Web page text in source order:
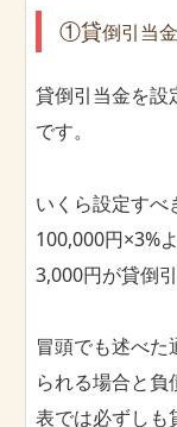
①貸倒引当
貸倒引当金を設
です。
いくら設定すべ
100,000円×3%
3,000円が貸倒
冒頭でも述べ
られる場合と
表では必ずしも